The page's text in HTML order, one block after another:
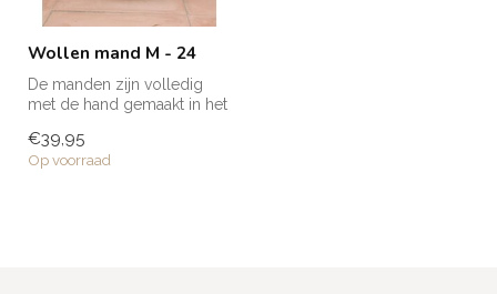
Wollen mand M - 24
De manden zijn volledig
met de hand gemaakt in het
man...
€39,95
Op voorraad